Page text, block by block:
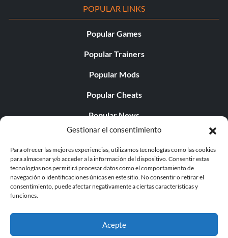
Gestionar el consentimiento
Para ofrecer las mejores experiencias, utilizamos tecnologías como las cookies
para almacenar y/o acceder a la información del dispositivo. Consentir estas
tecnologías nos permitirá procesar datos como el comportamiento de
navegación o identificaciones únicas en este sitio. No consentir o retirar el
consentimiento, puede afectar negativamente a ciertas características y
funciones.
Acepte
POPULAR LINKS
Popular Games
Popular Trainers
Popular Mods
Popular Cheats
Popular News
Popular Editorials
Popular Free Games
LATEST UPDATES